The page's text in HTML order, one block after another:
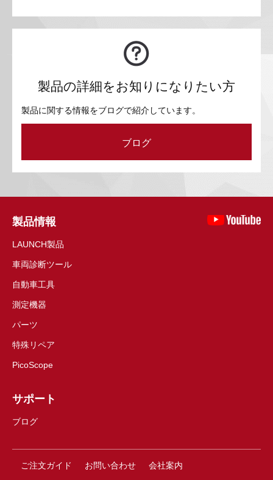
製品の詳細をお知りになりたい方
製品に関する情報をブログで紹介しています。
ブログ
製品情報
LAUNCH製品
車両診断ツール
自動車工具
測定機器
パーツ
特殊リペア
PicoScope
サポート
ブログ
ご注文ガイド お問い合わせ 会社案内